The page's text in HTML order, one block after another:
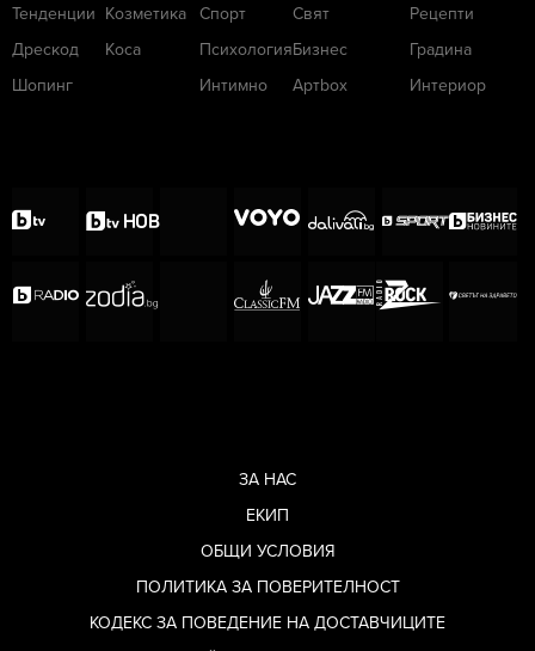
Тенденции
Дрескод
Шопинг
Козметика
Коса
Спорт
Психология
Интимно
Свят
Бизнес
Артbox
Рецепти
Градина
Интериор
ЗА НАС
ЕКИП
ОБЩИ УСЛОВИЯ
ПОЛИТИКА ЗА ПОВЕРИТЕЛНОСТ
КОДЕКС ЗА ПОВЕДЕНИЕ НА ДОСТАВЧИЦИТЕ